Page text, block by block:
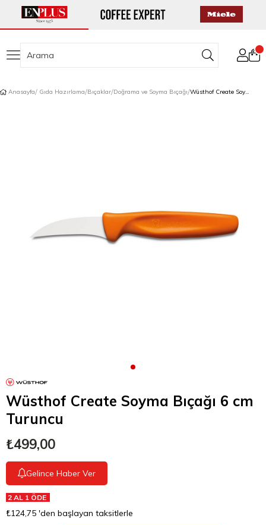
Anasayfa Gıda Hazırlama Bıçaklar Doğrama ve Soyma Bıçağı Wüsthof Create Soyma Bıçağı 6 cm Turuncu
Wüsthof Create Soyma Bıçağı 6 cm
Turuncu
₺499,00
Gelince Haber Ver
2 AL 1 ÖDE
₺124,75 'den başlayan taksitlerle